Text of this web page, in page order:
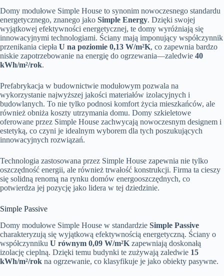
Domy modułowe Simple House to synonim nowoczesnego standardu
energetycznego, znanego jako Simple Energy. Dzięki swojej
wyjątkowej efektywności energetycznej, te domy wyróżniają się
innowacyjnymi technologiami. Ściany mają imponujący współczynnik
przenikania ciepła U na poziomie 0,13 W/m²K, co zapewnia bardzo
niskie zapotrzebowanie na energię do ogrzewania—zaledwie 40
kWh/m²/rok.
Prefabrykacja w budownictwie modułowym pozwala na
wykorzystanie najwyższej jakości materiałów izolacyjnych i
budowlanych. To nie tylko podnosi komfort życia mieszkańców, ale
również obniża koszty utrzymania domu. Domy szkieletowe
oferowane przez Simple House zachwycają nowoczesnym designem i
estetyką, co czyni je idealnym wyborem dla tych poszukujących
innowacyjnych rozwiązań.
Technologia zastosowana przez Simple House zapewnia nie tylko
oszczędność energii, ale również trwałość konstrukcji. Firma ta cieszy
się solidną renomą na rynku domów energooszczędnych, co
potwierdza jej pozycję jako lidera w tej dziedzinie.
Simple Passive
Domy modułowe Simple House w standardzie Simple Passive
charakteryzują się wyjątkową efektywnością energetyczną. Ściany o
współczynniku U równym 0,09 W/m²K zapewniają doskonałą
izolację cieplną. Dzięki temu budynki te zużywają zaledwie 15
kWh/m²/rok na ogrzewanie, co klasyfikuje je jako obiekty pasywne.